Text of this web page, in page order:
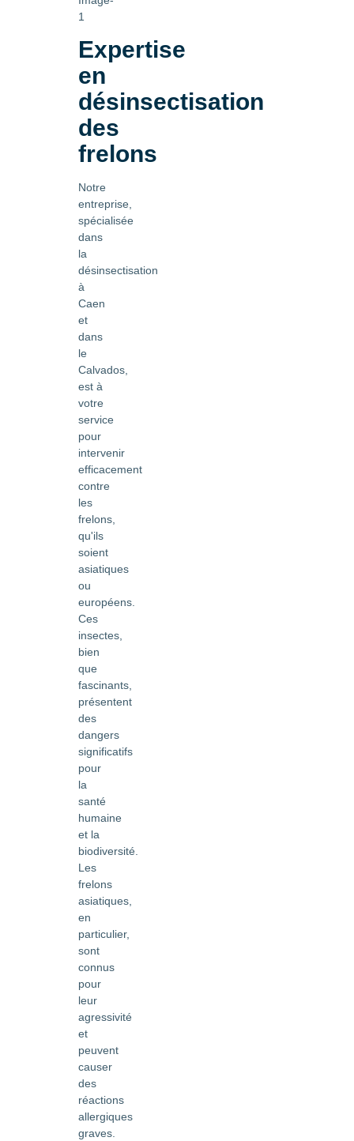
Expertise
en
désinsectisation
des
frelons
Notre
entreprise,
spécialisée
dans
la
désinsectisation
à
Caen
et
dans
le
Calvados,
est à
votre
service
pour
intervenir
efficacement
contre
les
frelons,
qu'ils
soient
asiatiques
ou
européens.
Ces
insectes,
bien
que
fascinants,
présentent
des
dangers
significatifs
pour
la
santé
humaine
et la
biodiversité.
Les
frelons
asiatiques,
en
particulier,
sont
connus
pour
leur
agressivité
et
peuvent
causer
des
réactions
allergiques
graves.